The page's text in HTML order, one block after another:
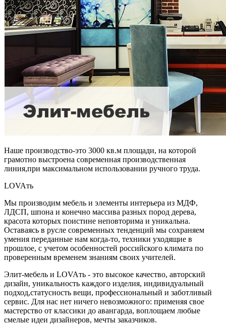
Наше производство-это 3000 кв.м площади, на которой
грамотно выстроена современная производственная
линия,при максимальном использовании ручного труда.
LOVAть
Мы производим мебель и элементы интерьера из МДФ,
ЛДСП, шпона и конечно массива разных пород дерева,
красота которых поистине неповторима и уникальна.
Оставаясь в русле современных тенденций мы сохраняем
умения переданные нам когда-то, техники уходящие в
прошлое, с учетом особенностей российского климата по
проверенным временем знаниям своих учителей.
Элит-мебель и LOVAть - это высокое качество, авторский
дизайн, уникальность каждого изделия, индивидуальный
подход,статусность вещи, профессиональный и заботливый
сервис. Для нас нет ничего невозможного: применяя свое
мастерство от классики до авангарда, воплощаем любые
смелые идеи дизайнеров, мечты заказчиков.